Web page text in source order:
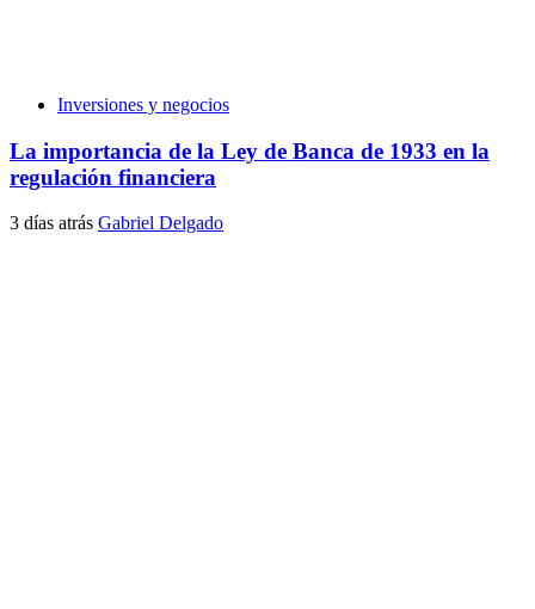
Inversiones y negocios
La importancia de la Ley de Banca de 1933 en la
regulación financiera
3 días atrás Gabriel Delgado